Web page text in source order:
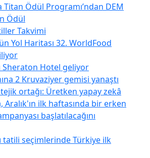
Titan Ödül Programı’ndan DEM
Ödül
Takvimi
Yol Haritası 32. WorldFood
Sheraton Hotel geliyor
2 Kruvaziyer gemisi yanaştı
ortağı: Üretken yapay zekâ
Aralık'ın ilk haftasında bir erken
başlatılacağını
tatili seçimlerinde Türkiye ilk